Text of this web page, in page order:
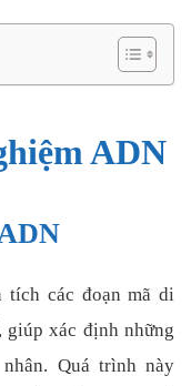
ADN
tích các đoạn mã di
giúp xác định những
Quá trình này